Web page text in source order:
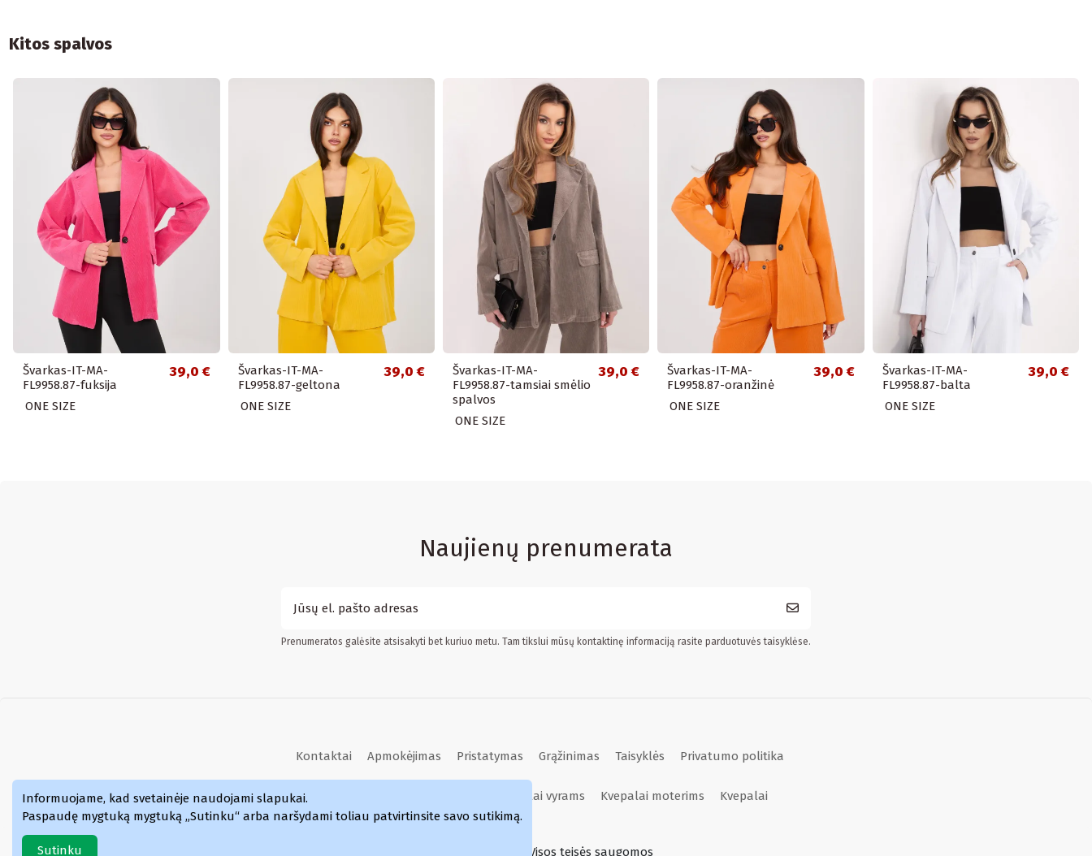
Kitos spalvos
Švarkas-IT-MA-
FL9958.87-fuksija
39,0 €
ONE SIZE
Švarkas-IT-MA-
FL9958.87-geltona
39,0 €
ONE SIZE
Švarkas-IT-MA-
FL9958.87-tamsiai smėlio
spalvos
39,0 €
ONE SIZE
Švarkas-IT-MA-
FL9958.87-oranžinė
39,0 €
ONE SIZE
Švarkas-IT-MA-
FL9958.87-balta
39,0 €
ONE SIZE
Naujienų prenumerata
Prenumeratos galėsite atsisakyti bet kuriuo metu. Tam tikslui mūsų kontaktinę informaciją rasite parduotuvės taisyklėse.
Kontaktai Apmokėjimas Pristatymas Grąžinimas Taisyklės Privatumo politika
Kvepalai vyrams Kvepalai moterims Kvepalai
Simka.lt © 2024 Visos teisės saugomos
Informuojame, kad svetainėje naudojami slapukai.
Paspaudę mygtuką mygtuką „Sutinku“ arba naršydami toliau patvirtinsite savo sutikimą.
Sutinku